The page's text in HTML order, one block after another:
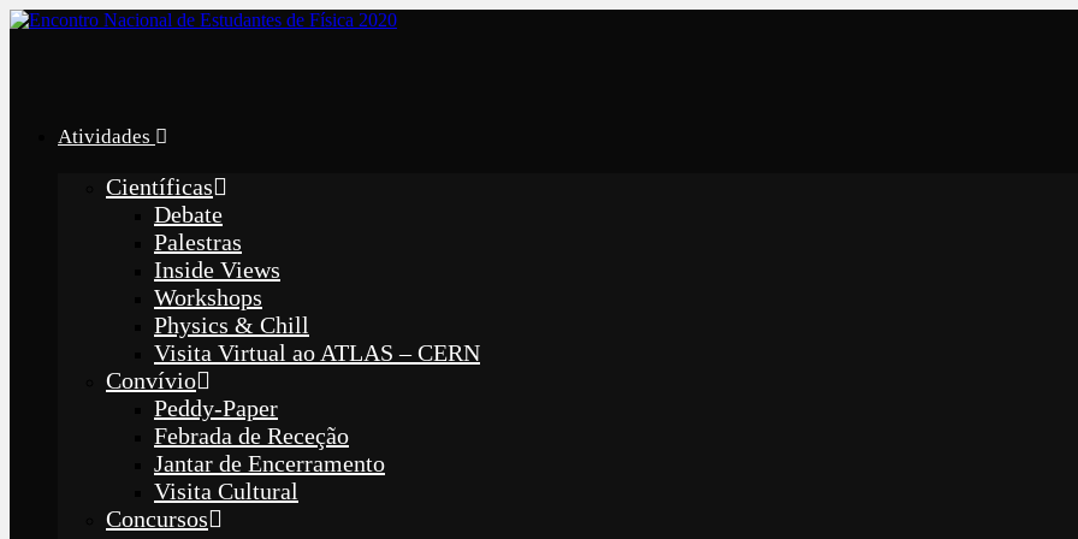
Atividades
Científicas
Debate
Palestras
Inside Views
Workshops
Physics & Chill
Visita Virtual ao ATLAS – CERN
Convívio
Peddy-Paper
Febrada de Receção
Jantar de Encerramento
Visita Cultural
Concursos